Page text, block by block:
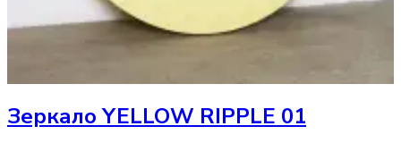
Зеркало YELLOW RIPPLE 01